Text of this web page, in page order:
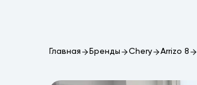
Главная Бренды Chery Arrizo 8